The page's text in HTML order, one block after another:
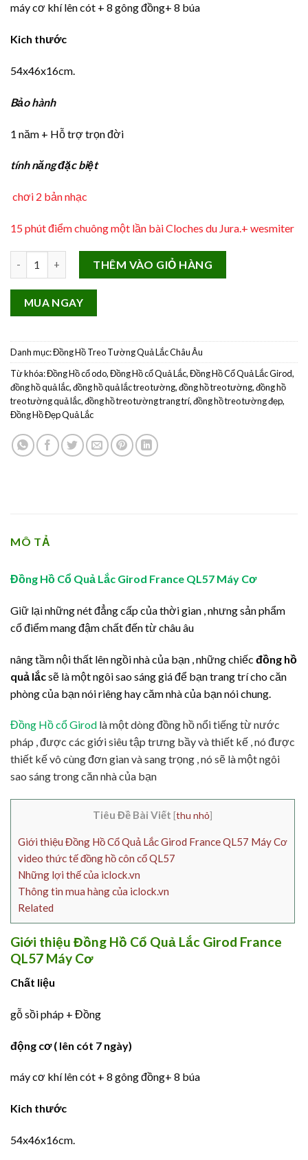
máy cơ khí lên cót + 8 gông đồng+ 8 búa
Kich thước
54x46x16cm.
Bảo hành
1 năm + Hỗ trợ trọn đời
tính năng đặc biệt
chơi 2 bản nhạc
15 phút điểm chuông một lần bài Cloches du Jura.+ wesmiter
Đồng Hồ Cổ Quả Lắc Girod France QL57 Máy Cơ số lượng
THÊM VÀO GIỎ HÀNG
MUA NGAY
Danh mục:Đồng Hồ Treo Tường Quả Lắc Châu Âu
Từ khóa:Đồng Hồ cổ odo,Đồng Hồ cổ Quả Lắc,Đồng Hồ Cổ Quả Lắc Girod,
đồng hồ quả lắc,đồng hồ quả lắc treo tường,đồng hồ treo tường,đồng hồ
treo tường quả lắc,đồng hồ treo tường trang trí,đồng hồ treo tường đẹp,
Đồng Hồ Đẹp Quả Lắc
MÔ TẢ
Đồng Hồ Cổ Quả Lắc Girod France QL57 Máy Cơ
Giữ lại những nét đẳng cấp của thời gian , nhưng sản phẩm
cổ điểm mang đậm chất đến từ châu âu
nâng tầm nội thất lên ngồi nhà của bạn , những chiếc đồng hồ
quả lắcsẽ là một ngôi sao sáng giá để bạn trang trí cho căn
phòng của bạn nói riêng hay căm nhà của bạn nói chung.
Đồng Hồ cổ Girod là một dòng đồng hồ nổi tiếng từ nước
pháp , được các giới siêu tập trưng bầy và thiết kế , nó được
thiết kế vô cùng đơn gian và sang trọng , nó sẽ là một ngôi
sao sáng trong căn nhà của bạn
Tiêu Đề Bài Viết [thu nhỏ]
Giới thiệu Đồng Hồ Cổ Quả Lắc Girod France QL57 Máy Cơ
video thức tế đồng hồ côn cổ QL57
Những lợi thế của iclock.vn
Thông tin mua hàng của iclock.vn
Related
Giới thiệu Đồng Hồ Cổ Quả Lắc Girod France
QL57 Máy Cơ
Chất liệu
gỗ sồi pháp + Đồng
động cơ ( lên cót 7 ngày)
máy cơ khí lên cót + 8 gông đồng+ 8 búa
Kich thước
54x46x16cm.